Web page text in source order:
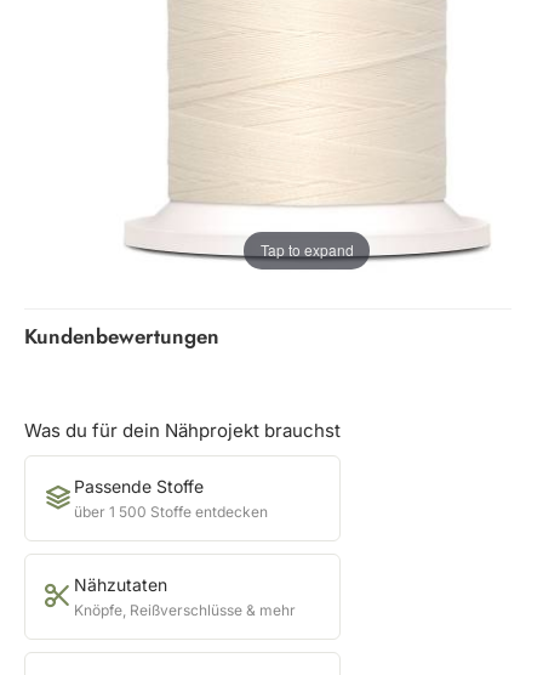
Tap to expand
Kundenbewertungen
Was du für dein Nähprojekt brauchst
Passende Stoffe
über 1 500 Stoffe entdecken
Nähzutaten
Knöpfe, Reißverschlüsse & mehr